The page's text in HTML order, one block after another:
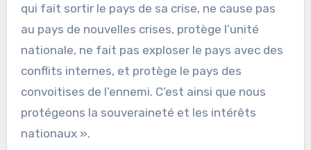
qui fait sortir le pays de sa crise, ne cause pas
au pays de nouvelles crises, protège l’unité
nationale, ne fait pas exploser le pays avec des
conflits internes, et protège le pays des
convoitises de l’ennemi. C’est ainsi que nous
protégeons la souveraineté et les intérêts
nationaux ».